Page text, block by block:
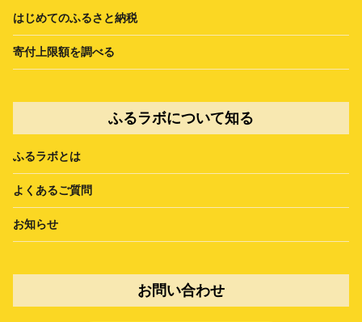
はじめてのふるさと納税
寄付上限額を調べる
ふるラボについて知る
ふるラボとは
よくあるご質問
お知らせ
お問い合わせ